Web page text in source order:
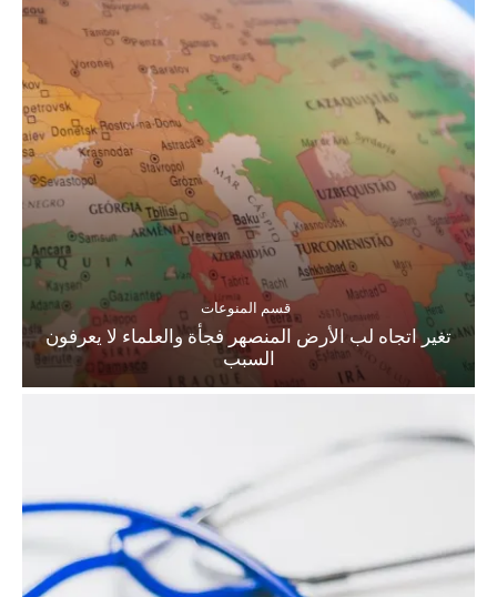
قسم المنوعات
تغير اتجاه لب الأرض المنصهر فجأة والعلماء لا يعرفون
السبب